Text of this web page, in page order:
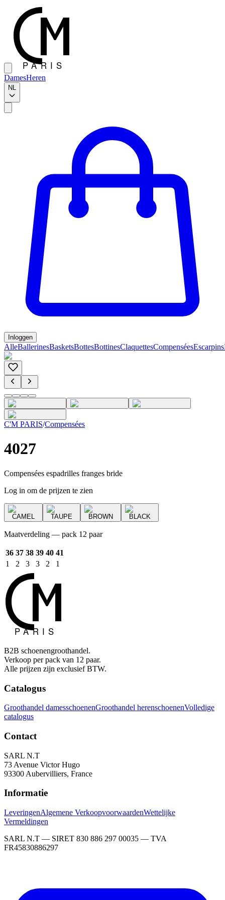
DamesHeren
NL
Inloggen
AlleBallerinesBasketsBottesBottinesClaquettesCompenséesEscarpins
C'M PARIS/Compensées
4027
Compensées espadrilles franges bride
Log in om de prijzen te zien
CAMEL TAUPE BROWN BLACK
Maatverdeling — pack 12 paar
36 37 38 39 40 41
1
2 3 3 2 1
B2B schoenengroothandel.
Verkoop per pack van 12 paar.
Alle prijzen zijn exclusief BTW.
Catalogus
Groothandel damesschoenenGroothandel herenschoenenVolledige
catalogus
Contact
SARL N.T
73 Avenue Victor Hugo
93300 Aubervilliers, France
Informatie
LeveringenAlgemene VerkoopvoorwaardenWettelijke
Vermeldingen
SARL N.T — SIRET 830 886 297 00035 — TVA
FR45830886297